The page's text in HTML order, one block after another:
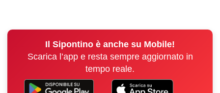
Il Sipontino è anche su Mobile!
Scarica l’app e resta sempre aggiornato in
tempo reale.